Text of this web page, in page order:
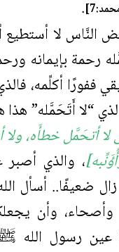
.
النَّاس لا أستطيع
رحمة بإيمانه
ففورًا أكلِّمه،
“لا أَتَحَمَّله” هذا
لا أتحَمَّل خطأَه، ولا
، والذي أصبر
ضعيفًا.. أسأل
وأصحاء، وأن
عين رسول الله